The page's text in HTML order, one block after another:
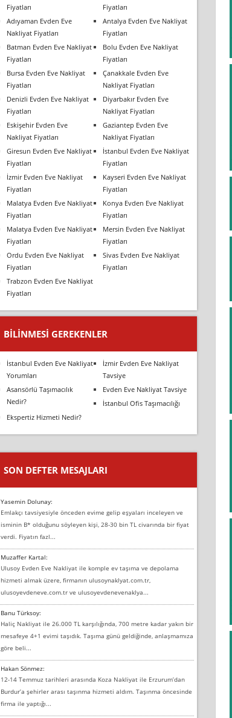
Fiyatları
Fiyatları
Adıyaman Evden Eve
Nakliyat Fiyatları
Antalya Evden Eve Nakliyat
Fiyatları
Batman Evden Eve Nakliyat
Fiyatları
Bolu Evden Eve Nakliyat
Fiyatları
Bursa Evden Eve Nakliyat
Fiyatları
Çanakkale Evden Eve
Nakliyat Fiyatları
Denizli Evden Eve Nakliyat
Fiyatları
Diyarbakır Evden Eve
Nakliyat Fiyatları
Eskişehir Evden Eve
Nakliyat Fiyatları
Gaziantep Evden Eve
Nakliyat Fiyatları
Giresun Evden Eve Nakliyat
Fiyatları
İstanbul Evden Eve Nakliyat
Fiyatları
İzmir Evden Eve Nakliyat
Fiyatları
Kayseri Evden Eve Nakliyat
Fiyatları
Malatya Evden Eve Nakliyat
Fiyatları
Konya Evden Eve Nakliyat
Fiyatları
Malatya Evden Eve Nakliyat
Fiyatları
Mersin Evden Eve Nakliyat
Fiyatları
Ordu Evden Eve Nakliyat
Fiyatları
Sivas Evden Eve Nakliyat
Fiyatları
Trabzon Evden Eve Nakliyat
Fiyatları
BILINMESI GEREKENLER
İstanbul Evden Eve Nakliyat
Yorumları
İzmir Evden Eve Nakliyat
Tavsiye
Asansörlü Taşımacılık
Nedir?
Evden Eve Nakliyat Tavsiye
İstanbul Ofis Taşımacılığı
Ekspertiz Hizmeti Nedir?
SON DEFTER MESAJLARI
Yasemin Dolunay:
Emlakçı tavsiyesiyle önceden evime gelip eşyaları inceleyen ve
isminin B* olduğunu söyleyen kişi, 28-30 bin TL civarında bir fiyat
verdi. Fiyatın fazl...
Muzaffer Kartal:
Ulusoy Evden Eve Nakliyat ile komple ev taşıma ve depolama
hizmeti almak üzere, firmanın ulusoynaklyat.com.tr,
ulusoyevdeneve.com.tr ve ulusoyevdenevenaklya...
Banu Türksoy:
Haliç Nakliyat ile 26.000 TL karşılığında, 700 metre kadar yakın bir
mesafeye 4+1 evimi taşıdık. Taşıma günü geldiğinde, anlaşmamıza
göre beli...
Hakan Sönmez:
12-14 Temmuz tarihleri arasında Koza Nakliyat ile Erzurum’dan
Burdur’a şehirler arası taşınma hizmeti aldım. Taşınma öncesinde
firma ile yaptığı...